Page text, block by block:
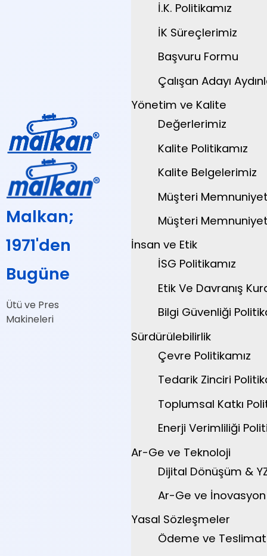
Malkan;
1971'den
Bugüne
Ütü ve Pres
Makineleri
İ.K. Politikamız
İK Süreçlerimiz
Başvuru Formu
Çalışan Adayı
Yönetim ve Kalite
Değerlerimiz
Kalite Politikamız
Kalite Belgelerimiz
Müşteri
Müşteri
İnsan ve Etik
İSG Politikamız
Etik Ve Davranış
Bilgi Güvenliği
Sürdürülebilirlik
Çevre Politikamız
Tedarik Zinciri
Toplumsal Katkı
Enerji Verimliliği
Ar-Ge ve Teknoloji
Dijital Dönüşüm &
Ar-Ge ve İnovasyon
Yasal Sözleşmeler
Ödeme ve Teslimat